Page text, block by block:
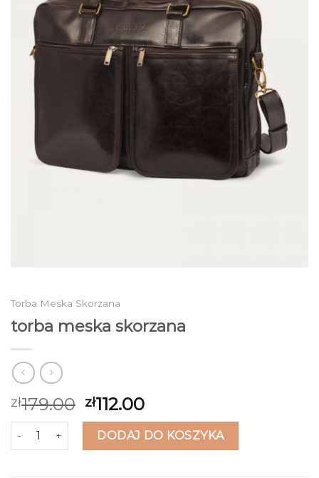
Torba Meska Skorzana
torba meska skorzana
zł179.00 zł112.00
ilość torba meska skorzanaDODAJ DO KOSZYKA